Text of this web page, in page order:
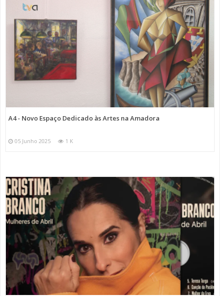
A4 - Novo Espaço Dedicado às Artes na Amadora
05 Junho 2025 1 K